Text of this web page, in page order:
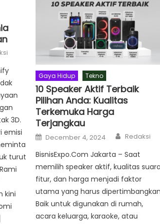
3D.
emisi
turut
kini
Gaya Hidup Tekno
10 Speaker Aktif Terbaik
Pilihan Anda: Kualitas
Terkemuka Harga
Terjangkau
Posted
on
December 4, 2024 Author
Redaksi
BisnisExpo.Com Jakarta – Saat
memilih speaker aktif, kualitas
fitur, dan harga menjadi faktor
utama yang harus
Baik untuk digunakan di rumah,
acara keluarga, karaoke, atau